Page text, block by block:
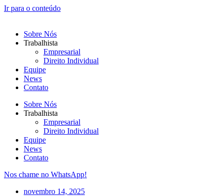
Ir para o conteúdo
Sobre Nós
Trabalhista
Empresarial
Direito Individual
Equipe
News
Contato
Sobre Nós
Trabalhista
Empresarial
Direito Individual
Equipe
News
Contato
Nos chame no WhatsApp!
novembro 14, 2025